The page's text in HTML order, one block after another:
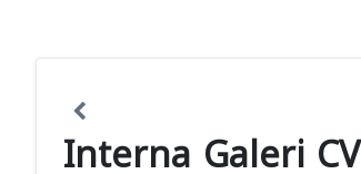
Interna Galeri CV